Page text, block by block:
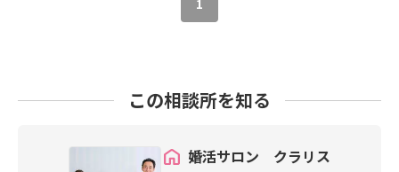
1
この相談所を知る
婚活サロン クラリス